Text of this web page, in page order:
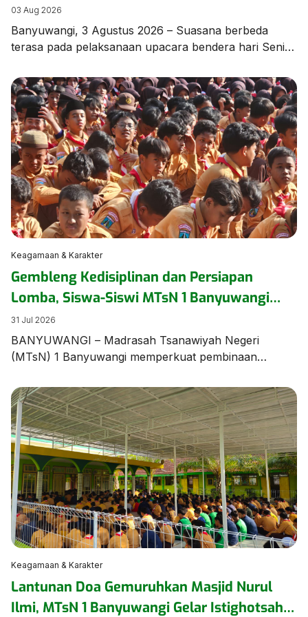
di MTsN 1 Banyuwangi
03 Aug 2026
Banyuwangi, 3 Agustus 2026 – Suasana berbeda
terasa pada pelaksanaan upacara bendera hari Senin,
Seluruh rangkaian upacara dilaksanakan
menggunakan Bahasa Arab sebagai bagian dari
program pembiasaan berbahasa asing yang terus
dikembangkan oleh madrasah guna meningkatkan
kemampuan komunikasi peserta didik. Upacara
berlangsung dengan tertib, khidmat, dan penuh
semangat, […]
Keagamaan & Karakter
Gembleng Kedisiplinan dan Persiapan
Lomba, Siswa-Siswi MTsN 1 Banyuwangi
Unjuk Ketangkasan dalam Latihan Pramuka
31 Jul 2026
BANYUWANGI – Madrasah Tsanawiyah Negeri
(MTsN) 1 Banyuwangi memperkuat pembinaan
Latihan Rutin Pramuka yang digelar di Lapangan
Utama MTsN 1 Banyuwangi pada Jumat (31/7/2026).
Kegiatan diawali dengan sosialisasi tata tertib madrasah
yang disampaikan langsung oleh Wakil Ketua Majelis
Pembimbing Gugusdepan (WaKamigus) Urusan
Kesiswaan MTsN 1 Banyuwangi, Hj. Hanik […]
Keagamaan & Karakter
Lantunan Doa Gemuruhkan Masjid Nurul
Ilmi, MTsN 1 Banyuwangi Gelar Istighotsah